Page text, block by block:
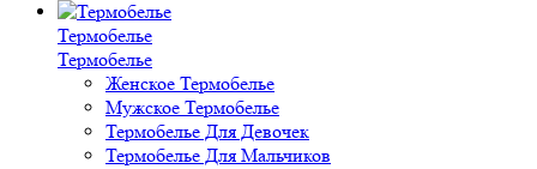
Термобелье
Термобелье
Женское Термобелье
Мужское Термобелье
Термобелье Для Девочек
Термобелье Для Мальчиков